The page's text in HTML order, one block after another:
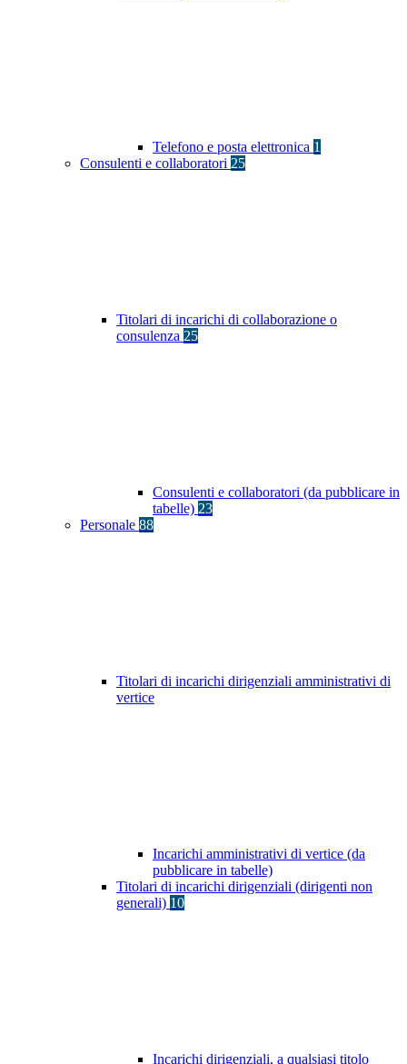
Telefono e posta elettronica 1
Consulenti e collaboratori 25
Titolari di incarichi di collaborazione o
consulenza 25
Consulenti e collaboratori (da pubblicare in
tabelle) 23
Personale 88
Titolari di incarichi dirigenziali amministrativi di
vertice
Incarichi amministrativi di vertice (da
pubblicare in tabelle)
Titolari di incarichi dirigenziali (dirigenti non
generali) 10
Incarichi dirigenziali, a qualsiasi titolo